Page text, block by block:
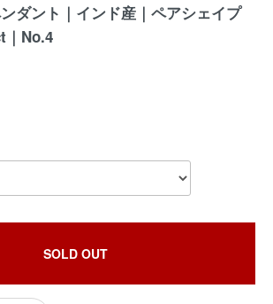
ダント｜インド産｜ペアシェイプ
No.4
SOLD OUT